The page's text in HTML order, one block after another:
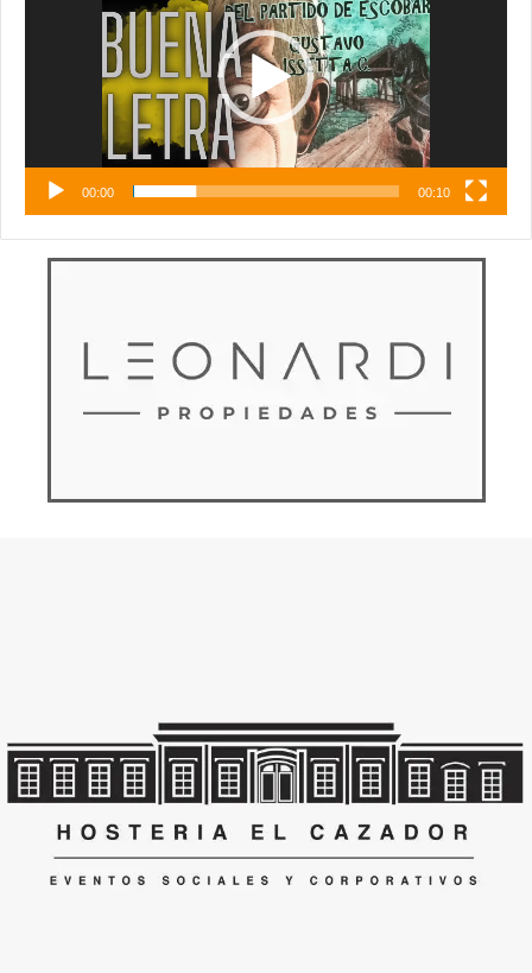
00:00 00:10